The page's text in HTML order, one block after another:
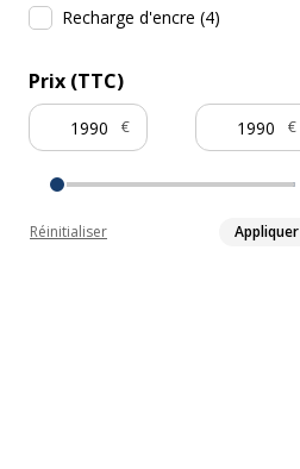
Recharge d'encre (4)
Prix (TTC)
€ €
Réinitialiser Appliquer